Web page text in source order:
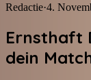
Redactie·4.
Ernsthaft
dein